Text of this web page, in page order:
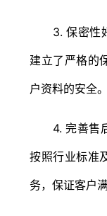
3. 保密性好
建立了严格的
户资料的安全。
4. 完善售后
按照行业标准
务，保证客户满